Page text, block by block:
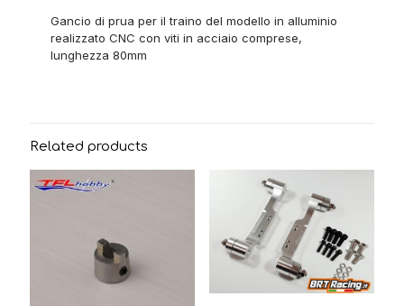
Gancio di prua per il traino del modello in alluminio
realizzato CNC con viti in acciaio comprese,
lunghezza 80mm
Related products